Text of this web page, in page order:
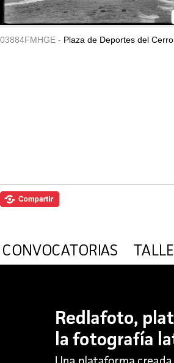
03884FMHGE - Plaza de Deportes del Cerro.